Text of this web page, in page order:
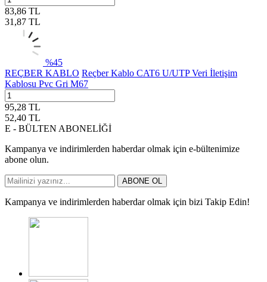
83,86 TL
31,87 TL
%45
REÇBER KABLO Reçber Kablo CAT6 U/UTP Veri İletişim
Kablosu Pvc Gri M67
95,28 TL
52,40 TL
E - BÜLTEN ABONELİĞİ
Kampanya ve indirimlerden haberdar olmak için e-bültenimize
abone olun.
ABONE OL
Kampanya ve indirimlerden haberdar olmak için bizi Takip Edin!